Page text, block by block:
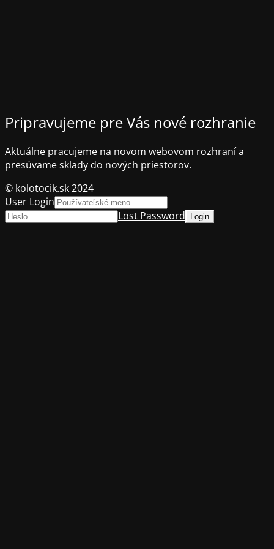
Pripravujeme pre Vás nové rozhranie
Aktuálne pracujeme na novom webovom rozhraní a
presúvame sklady do nových priestorov.
© kolotocik.sk 2024
User Login
Lost Password